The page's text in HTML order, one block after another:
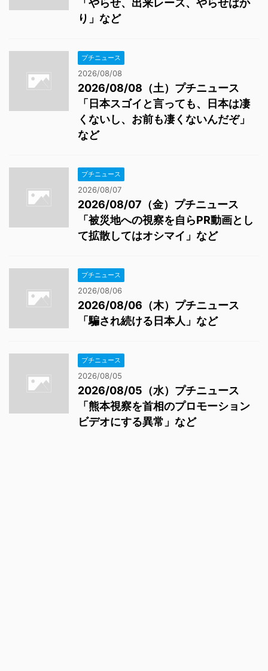
「やらせ、出来レース、やらせばか
り」など
プチニュース
2026/08/08
2026/08/08（土）プチニュース
「日本スゴイと言っても、日本は凄
くないし、お前も凄くないんだぞ」
など
プチニュース
2026/08/07
2026/08/07（金）プチニュース
「被災地への視察を自らPR動画とし
て拡散してはオシマイ」など
プチニュース
2026/08/06
2026/08/06（木）プチニュース
「騙され続ける日本人」など
プチニュース
2026/08/05
2026/08/05（水）プチニュース
「熊本視察を首相のプロモーション
ビデオにする異常」など